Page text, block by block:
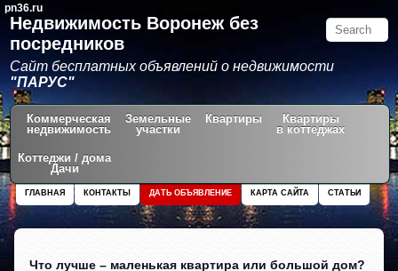
pn36.ru
Недвижимость Воронеж без
посредников
Сайт бесплатных объявлений о недвижимости
"ПАРУС"
Коммерческая
недвижимость
Земельные
участки
Квартиры
Квартиры
в коттеджах
Коттеджи / дома
Дачи
СТАТЬИ
КАРТА САЙТА
ДАТЬ ОБЪЯВЛЕНИЕ
КОНТАКТЫ
ГЛАВНАЯ
Что лучше – маленькая квартира или большой дом?